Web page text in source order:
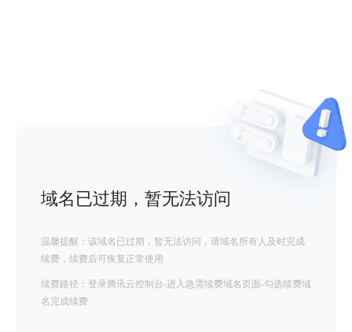
域名已过期，暂无法访问
温馨提醒：该域名已过期，暂无法访问，请域名所有人及时完成
续费，续费后可恢复正常使用
续费路径：登录腾讯云控制台-进入急需续费域名页面-勾选续费域
名完成续费